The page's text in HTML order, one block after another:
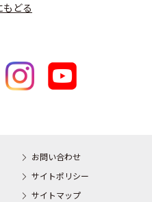
もどる
お問い合わせ
サイトポリシー
サイトマップ